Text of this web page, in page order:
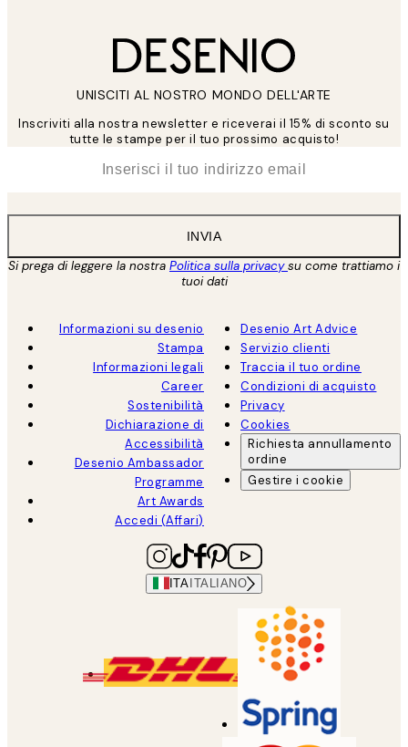
UNISCITI AL NOSTRO MONDO DELL'ARTE
Inscriviti alla nostra newsletter e riceverai il 15% di sconto su
tutte le stampe per il tuo prossimo acquisto!
INVIA
Si prega di leggere la nostra Politica sulla privacysu come trattiamo i
tuoi dati
Informazioni su desenio
Stampa
Informazioni legali
Career
Sostenibilità
Dichiarazione di
Accessibilità
Desenio Ambassador
Programme
Art Awards
Accedi (Affari)
Desenio Art Advice
Servizio clienti
Traccia il tuo ordine
Condizioni di acquisto
Privacy
Cookies
Richiesta annullamento
ordine
Gestire i cookie
ITA ITALIANO